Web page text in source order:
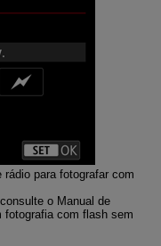
para fotografar com
o Manual de
fotografia com flash sem